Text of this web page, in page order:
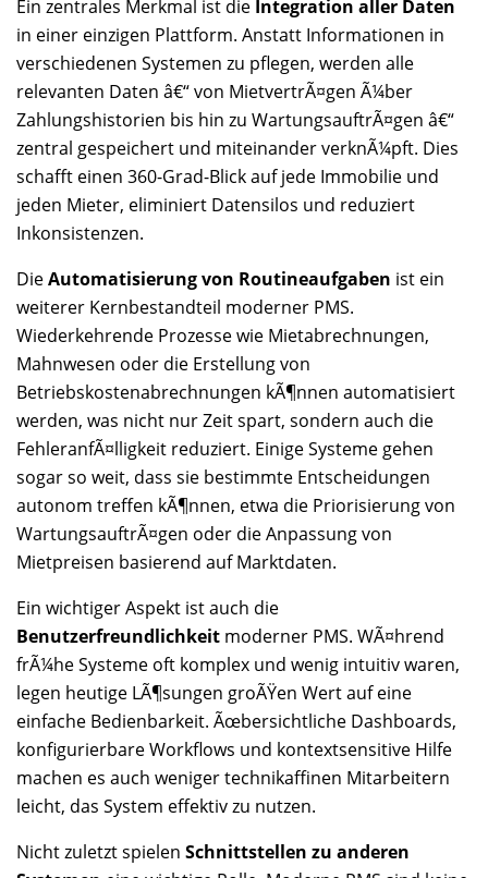
Ein zentrales Merkmal ist die Integration aller Daten
in einer einzigen Plattform. Anstatt Informationen in
verschiedenen Systemen zu pflegen, werden alle
relevanten Daten â€“ von MietvertrÃ¤gen Ã¼ber
Zahlungshistorien bis hin zu WartungsauftrÃ¤gen â€“
zentral gespeichert und miteinander verknÃ¼pft. Dies
schafft einen 360-Grad-Blick auf jede Immobilie und
jeden Mieter, eliminiert Datensilos und reduziert
Inkonsistenzen.
DieAutomatisierung von Routineaufgaben ist ein
weiterer Kernbestandteil moderner PMS.
Wiederkehrende Prozesse wie Mietabrechnungen,
Mahnwesen oder die Erstellung von
Betriebskostenabrechnungen kÃ¶nnen automatisiert
werden, was nicht nur Zeit spart, sondern auch die
FehleranfÃ¤lligkeit reduziert. Einige Systeme gehen
sogar so weit, dass sie bestimmte Entscheidungen
autonom treffen kÃ¶nnen, etwa die Priorisierung von
WartungsauftrÃ¤gen oder die Anpassung von
Mietpreisen basierend auf Marktdaten.
Ein wichtiger Aspekt ist auch die
Benutzerfreundlichkeit moderner PMS. WÃ¤hrend
frÃ¼he Systeme oft komplex und wenig intuitiv waren,
legen heutige LÃ¶sungen groÃŸen Wert auf eine
einfache Bedienbarkeit. Ãœbersichtliche Dashboards,
konfigurierbare Workflows und kontextsensitive Hilfe
machen es auch weniger technikaffinen Mitarbeitern
leicht, das System effektiv zu nutzen.
Nicht zuletzt spielen Schnittstellen zu anderen